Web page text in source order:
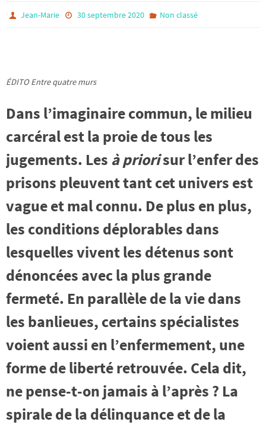
Jean-Marie 30 septembre 2020 Non classé
ÉDITOEntre quatre murs
Dans l’imaginaire commun, le milieu
carcéral est la proie de tous les
jugements. Les à priorisur l’enfer des
prisons pleuvent tant cet univers est
vague et mal connu. De plus en plus,
les conditions déplorables dans
lesquelles vivent les détenus sont
dénoncées avec la plus grande
fermeté. En parallèle de la vie dans
les banlieues, certains spécialistes
voient aussi en l’enfermement, une
forme de liberté retrouvée. Cela dit,
ne pense-t-on jamais à l’après ? La
spirale de la délinquance et de la